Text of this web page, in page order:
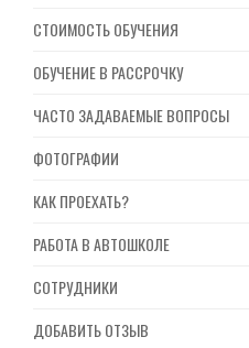
СТОИМОСТЬ ОБУЧЕНИЯ
ОБУЧЕНИЕ В РАССРОЧКУ
ЧАСТО ЗАДАВАЕМЫЕ ВОПРОСЫ
ФОТОГРАФИИ
КАК ПРОЕХАТЬ?
РАБОТА В АВТОШКОЛЕ
СОТРУДНИКИ
ДОБАВИТЬ ОТЗЫВ